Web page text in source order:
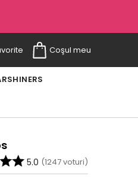
Coşul meu
5.0 (1247voturi)